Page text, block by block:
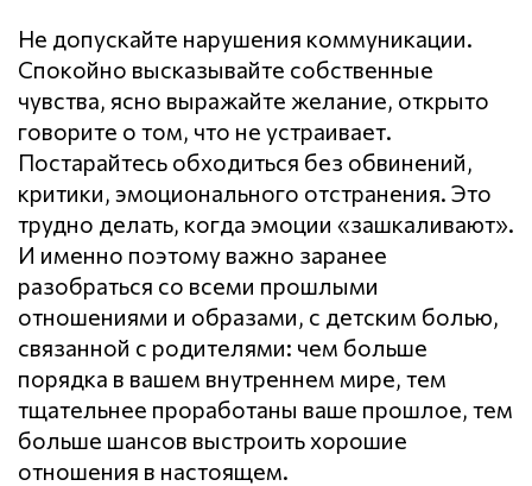
Не допускайте нарушения кoммyникaции.
Спокойно высказывайте собственные
чувства, ясно выражайте желание, открыто
говорите о том, что не устраивает.
Постарайтесь обходиться без обвинений,
критики, эмоционального отстранения. Это
трудно делать, когда эмоции «зашкаливают».
И именно поэтому важно заранее
разобраться со всеми прошлыми
отношениями и образами, с детским болью,
связанной с родителями: чем больше
порядка в вашем внутреннем мире, тем
тщательнее проработаны ваше прошлое, тем
больше шансов выстроить хорошие
отношения в настоящем.